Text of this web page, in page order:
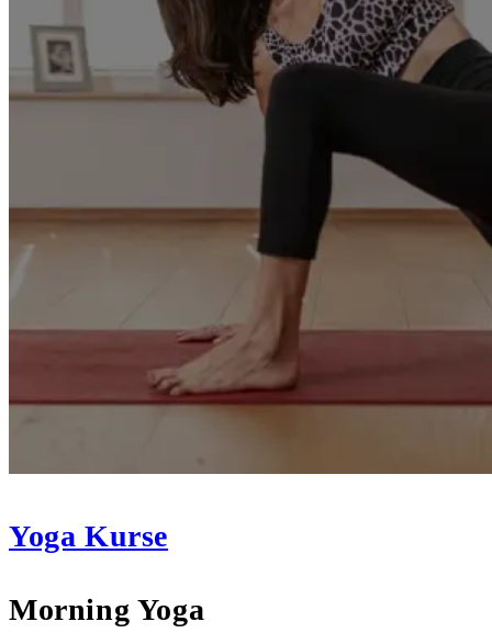
Yoga Kurse
Morning Yoga